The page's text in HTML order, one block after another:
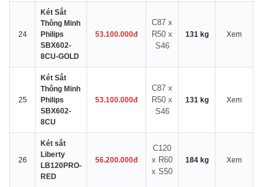
24
Két Sắt
Thông Minh
Philips
SBX602-
8CU-GOLD
53.100.000đ
C87 x
R50 x
S46
131 kg Xem
25
Két Sắt
Thông Minh
Philips
SBX602-
8CU
53.100.000đ
C87 x
R50 x
S46
131 kg Xem
26
Két sắt
Liberty
LB120PRO-
RED
56.200.000đ
C120
x R60
x S50
184 kg Xem